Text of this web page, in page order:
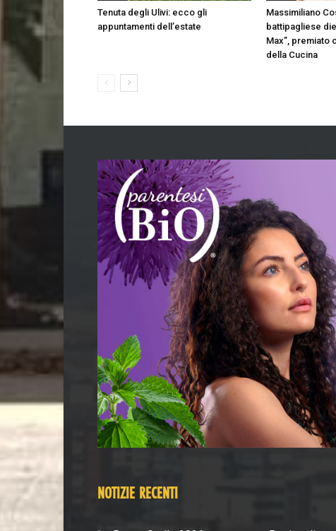
Tenuta degli Ulivi: ecco gli
appuntamenti dell’estate
Massimiliano
battipagliese
Max”, premiato
della Cucina
NOTIZIE RECENTI